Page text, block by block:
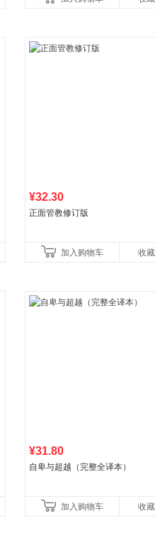
¥32.30
正面管教修订版
加入购物车 收藏
¥31.80
自卑与超越（完整全译本）
加入购物车 收藏